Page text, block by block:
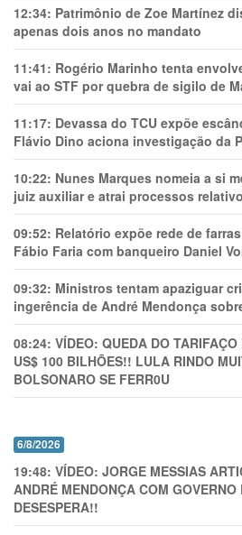
12:34: Patrimônio de Zoe Martínez
apenas dois anos no mandato
11:41: Rogério Marinho tenta
vai ao STF por quebra de sigilo de
11:17: Devassa do TCU expõe
Flávio Dino aciona investigação da
10:22: Nunes Marques nomeia a si
juiz auxiliar e atrai processos
09:52: Relatório expõe rede de farras
Fábio Faria com banqueiro Daniel
09:32: Ministros tentam apaziguar
ingerência de André Mendonça
08:24: VÍDEO: QUEDA DO
US$ 100 BILHÕES!! LULA RINDO
BOLSONARO SE FERR0U
6/8/2026
19:48: VÍDEO: JORGE MESSIAS
ANDRÉ MENDONÇA COM
DESESPERA!!